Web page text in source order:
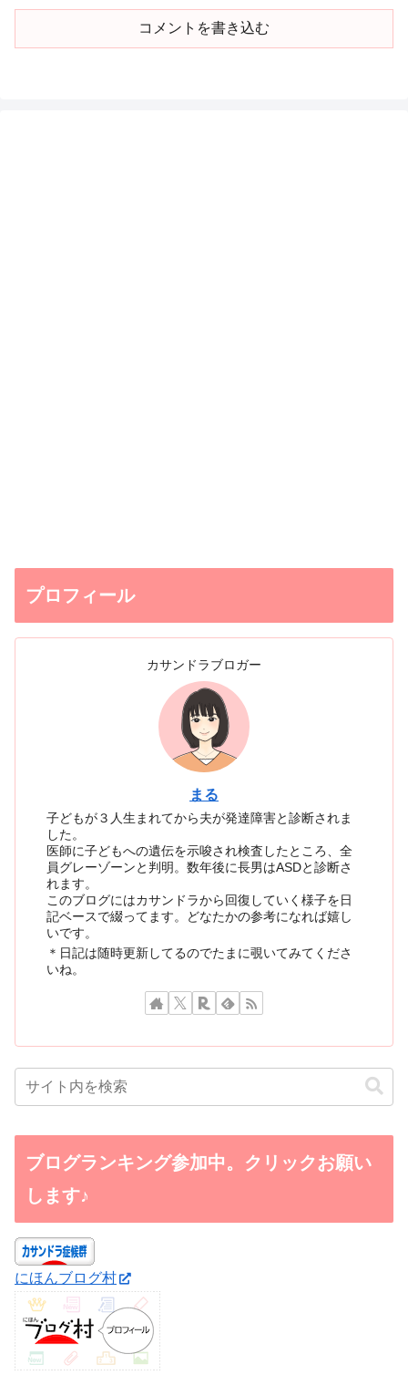
コメントを書き込む
プロフィール
カサンドラブロガー
まる
子どもが３人生まれてから夫が発達障害と診断されま
した。
医師に子どもへの遺伝を示唆され検査したところ、全
員グレーゾーンと判明。数年後に長男はASDと診断さ
れます。
このブログにはカサンドラから回復していく様子を日
記ベースで綴ってます。どなたかの参考になれば嬉し
いです。
＊日記は随時更新してるのでたまに覗いてみてくださ
いね。
ブログランキング参加中。クリックお願い
します♪
にほんブログ村